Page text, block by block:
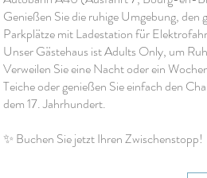
Genießen Sie die ruhige Umgebung, den
Parkplätze mit Ladestation für
Unser Gästehaus ist Adults Only, um
Verweilen Sie eine Nacht oder ein
Teiche oder genießen Sie einfach den
dem 17. Jahrhundert.
✨ Buchen Sie jetzt Ihren Zwischenstopp!